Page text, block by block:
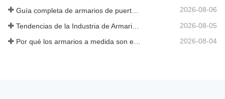
2026-08-06
2026-08-05
2026-08-04